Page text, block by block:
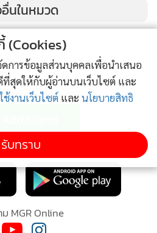
อื่นในหมวด
สารผ่านทาง LINE
MGR Online
(Cookies)
ดการข้อมูลส่วนบุคคลเพื่อนำเสนอ
สุดให้กับผู้อ่านบนเว็บไซต์ และ
ช้งานเว็บไซต์ และ นโยบายสิทธิ
รับทราบ